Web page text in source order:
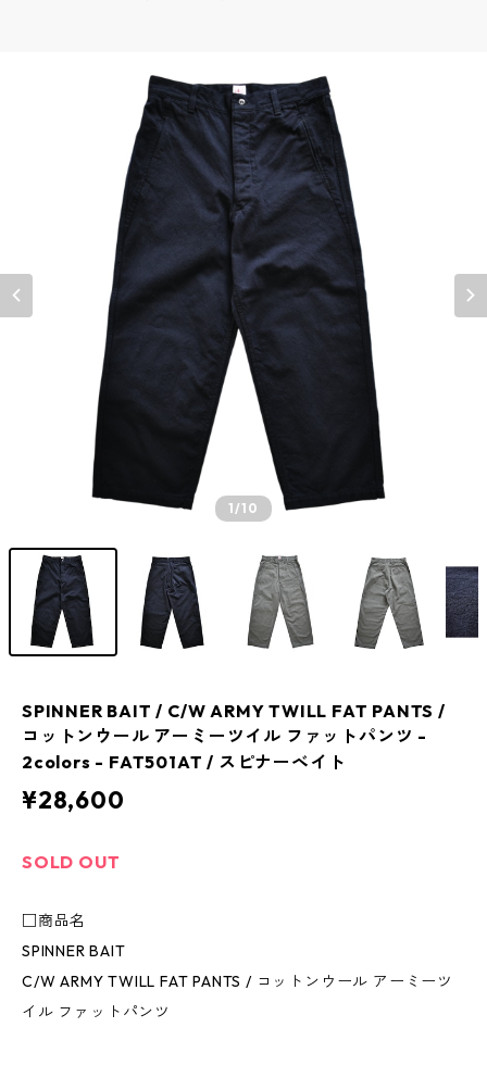
1/10
SPINNER BAIT / C/W ARMY TWILL FAT PANTS /
コットンウール アーミーツイル ファットパンツ -
2colors - FAT501AT / スピナーベイト
¥28,600
SOLD OUT
□商品名
SPINNER BAIT
C/W ARMY TWILL FAT PANTS / コットンウール アーミーツ
イル ファットパンツ